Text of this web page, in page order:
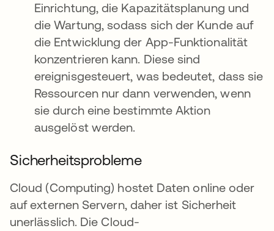
Einrichtung, die Kapazitätsplanung und
die Wartung, sodass sich der Kunde auf
die Entwicklung der App-Funktionalität
konzentrieren kann. Diese sind
ereignisgesteuert, was bedeutet, dass sie
Ressourcen nur dann verwenden, wenn
sie durch eine bestimmte Aktion
ausgelöst werden.
Sicherheitsprobleme
Cloud (Computing) hostet Daten online oder
auf externen Servern, daher ist Sicherheit
unerlässlich. Die Cloud-